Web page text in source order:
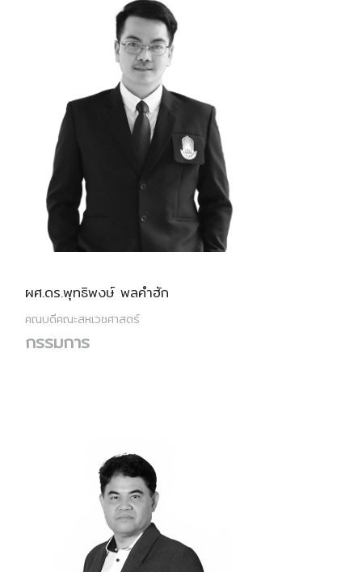
ผศ.ดร.พุทธิพงษ์ พลคำฮัก
คณบดีคณะสหเวชศาสตร์
กรรมการ